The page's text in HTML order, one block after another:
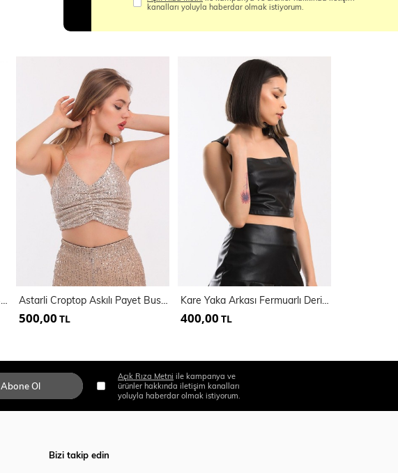
Beşgen Yaka Jakarlı Bustiyer | Blz13401 Astarli Croptop Askılı Payet Bustiyer | Bus32491
500,00 TL
Kare Yaka Arkası Fermuarlı Deri Bustiyer | Bus34184
400,00 TL
kanalları yoluyla haberdar olmak istiyorum.
Abone Ol
Açık Rıza Metni ile kampanya ve
ürünler hakkında iletişim kanalları
yoluyla haberdar olmak istiyorum.
Bizi takip edin